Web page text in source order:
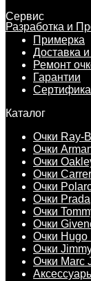
Разработка и
Сервис
Примерка
Доставка
Ремонт
Гарантии
Каталог
Очки Ray-
Очки
Очки
Очки
Очки
Очки Prada
Очки
Очки
Очки Hugo
Очки
Очки Marc